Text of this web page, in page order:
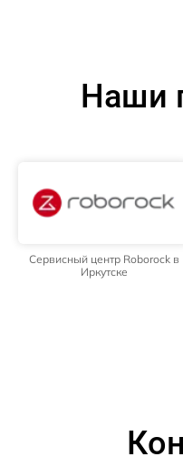
Наши
Сервисный центр Roborock в
Иркутске